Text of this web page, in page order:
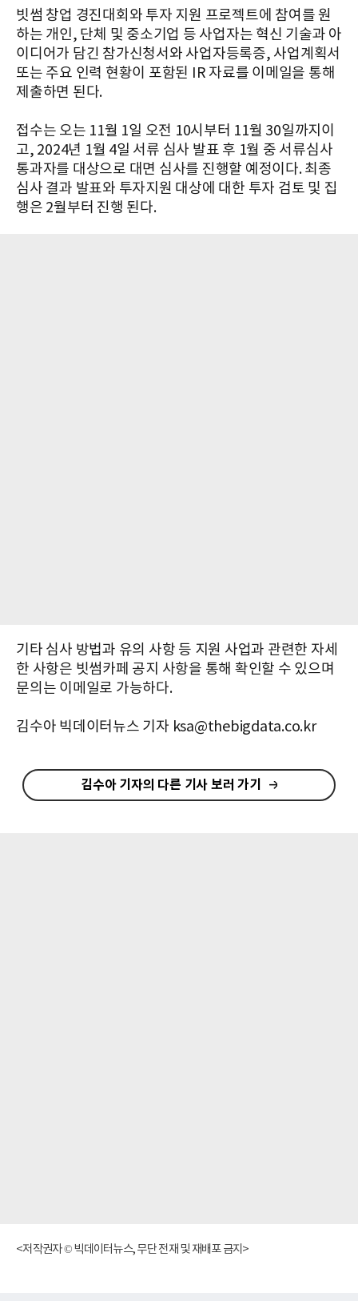
빗썸 창업 경진대회와 투자 지원 프로젝트에 참여를 원
하는 개인, 단체 및 중소기업 등 사업자는 혁신 기술과 아
이디어가 담긴 참가신청서와 사업자등록증, 사업계획서
또는 주요 인력 현황이 포함된 IR 자료를 이메일을 통해
제출하면 된다.
접수는 오는 11월 1일 오전 10시부터 11월 30일까지이
고, 2024년 1월 4일 서류 심사 발표 후 1월 중 서류심사
통과자를 대상으로 대면 심사를 진행할 예정이다. 최종
심사 결과 발표와 투자지원 대상에 대한 투자 검토 및 집
행은 2월부터 진행 된다.
기타 심사 방법과 유의 사항 등 지원 사업과 관련한 자세
한 사항은 빗썸카페 공지 사항을 통해 확인할 수 있으며
문의는 이메일로 가능하다.
김수아 빅데이터뉴스 기자 ksa@thebigdata.co.kr
김수아 기자의 다른 기사 보러 가기
<저작권자 © 빅데이터뉴스, 무단 전재 및 재배포 금지>